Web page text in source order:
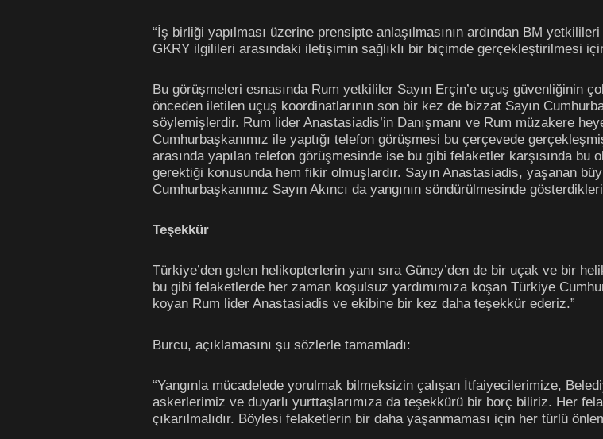
“İş birliği yapılması üzerine prensipte anlaşılmasının ardından BM
GKRY ilgilileri arasındaki iletişimin sağlıklı bir biçimde gerçekleştirilmesi
Bu görüşmeleri esnasında Rum yetkililer Sayın Erçin’e uçuş güvenliğinin
önceden iletilen uçuş koordinatlarının son bir kez de bizzat Sayın
söylemişlerdir. Rum lider Anastasiadis’in Danışmanı ve Rum müzakere
Cumhurbaşkanımız ile yaptığı telefon görüşmesi bu çerçevede
arasında yapılan telefon görüşmesinde ise bu gibi felaketler karşısında bu
gerektiği konusunda hem fikir olmuşlardır. Sayın Anastasiadis, yaşanan
Cumhurbaşkanımız Sayın Akıncı da yangının söndürülmesinde
Teşekkür
Türkiye’den gelen helikopterlerin yanı sıra Güney’den de bir uçak ve bir
bu gibi felaketlerde her zaman koşulsuz yardımımıza koşan Türkiye
koyan Rum lider Anastasiadis ve ekibine bir kez daha teşekkür ederiz.”
Burcu, açıklamasını şu sözlerle tamamladı:
“Yangınla mücadelede yorulmak bilmeksizin çalışan İtfaiyecilerimize,
askerlerimiz ve duyarlı yurttaşlarımıza da teşekkürü bir borç biliriz. Her
çıkarılmalıdır. Böylesi felaketlerin bir daha yaşanmaması için her türlü önlem